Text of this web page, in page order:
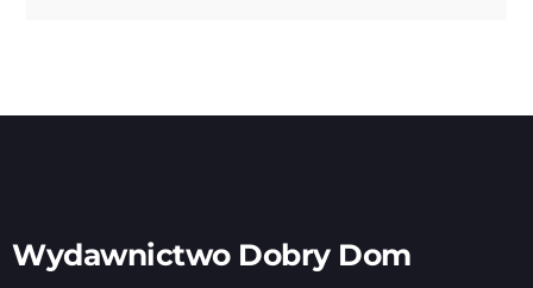
Wydawnictwo Dobry Dom